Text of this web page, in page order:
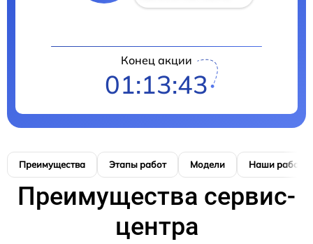
Конец акции
01:13:42
Преимущества Этапы работ Модели Наши работы
Преимущества сервис-
центра